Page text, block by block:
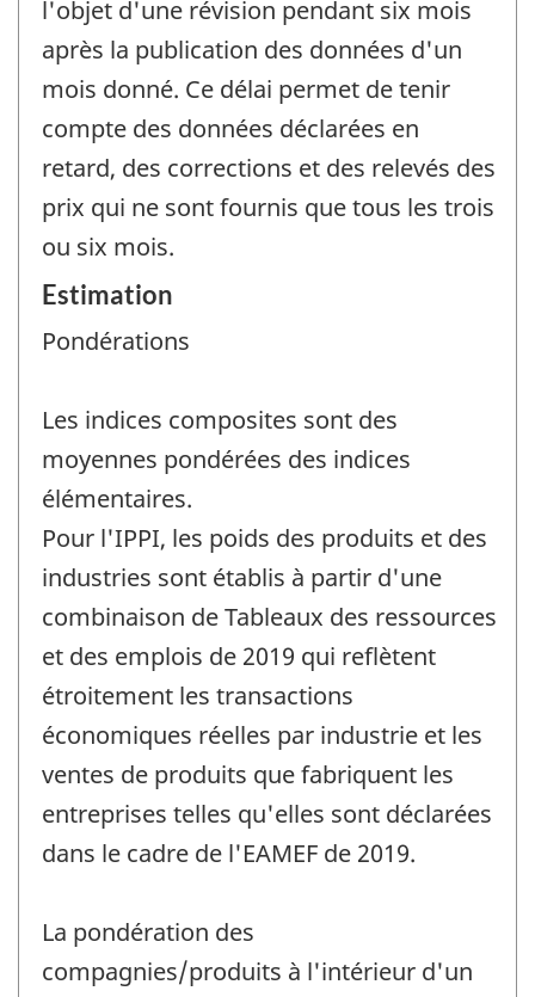
l'objet d'une révision pendant six mois
après la publication des données d'un
mois donné. Ce délai permet de tenir
compte des données déclarées en
retard, des corrections et des relevés des
prix qui ne sont fournis que tous les trois
ou six mois.
Estimation
Pondérations
Les indices composites sont des
moyennes pondérées des indices
élémentaires.
Pour l'IPPI, les poids des produits et des
industries sont établis à partir d'une
combinaison de Tableaux des ressources
et des emplois de 2019 qui reflètent
étroitement les transactions
économiques réelles par industrie et les
ventes de produits que fabriquent les
entreprises telles qu'elles sont déclarées
dans le cadre de l'EAMEF de 2019.
La pondération des
compagnies/produits à l'intérieur d'un